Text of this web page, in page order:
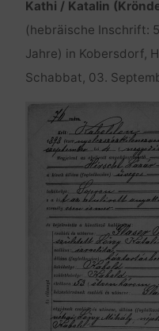
Kathi / Katalin
(hebräische Inschrift:
Jahre) in Kobersdorf,
Schabbat, 03.